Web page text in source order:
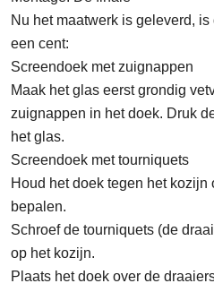
Nu het maatwerk is geleverd,
een cent:
Screendoek met zuignappen
Maak het glas eerst grondig
zuignappen in het doek. Druk
het glas.
Screendoek met tourniquets
Houd het doek tegen het kozijn
bepalen.
Schroef de tourniquets (de
op het kozijn.
Plaats het doek over de